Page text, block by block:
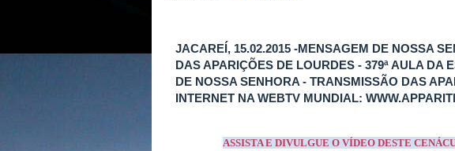
JACAREÍ, 15.02.2015 -MENSAGEM DE NOSSA
DAS APARIÇÕES DE LOURDES - 379ª AULA DA
DE NOSSA SENHORA - TRANSMISSÃO DAS
INTERNET NA WEBTV MUNDIAL:
ASSISTA E DIVULGUE O VÍDEO DESTE